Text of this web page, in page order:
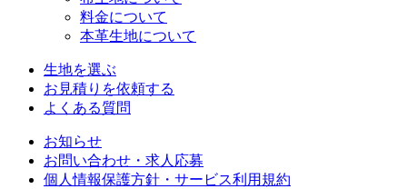
料金について
本革生地について
生地を選ぶ
お見積りを依頼する
よくある質問
お知らせ
お問い合わせ・求人応募
個人情報保護方針・サービス利用規約